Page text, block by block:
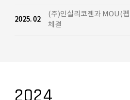
2025. 02
(주)인실리코젠과 MOU(
체결